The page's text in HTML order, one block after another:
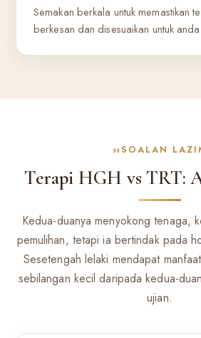
Semakan berkala untuk memastikan
berkesan dan disesuaikan untuk
SOALAN
Terapi HGH vs TRT:
Kedua-duanya menyokong tenaga,
pemulihan, tetapi ia bertindak pada
Sesetengah lelaki mendapat
sebilangan kecil daripada kedua-
ujian.